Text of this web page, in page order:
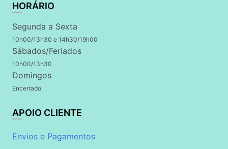
HORÁRIO
Segunda a Sexta
10h00/13h30 e 14h30/19h00
Sábados/Feriados
10h00/13h30
Domingos
Encerrado
APOIO CLIENTE
Envios e Pagamentos